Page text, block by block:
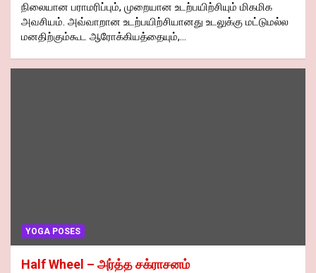
நிலையான பராமரிப்பும், முறையான உடற்பயிற்சியும் மிகமிக
அவசியம். அவ்வாறான உடற்பயிற்சியானது உடலுக்கு மட்டுமல்ல
மனதிற்கும்கூட ஆரோக்கியத்தையும்,…
YOGA POSES
Half Wheel – அர்த்த சக்ராசனம்